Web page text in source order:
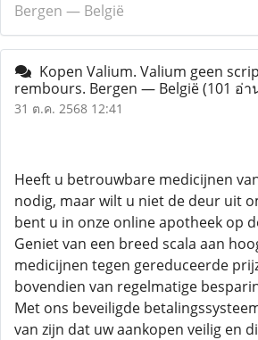
Bergen — België
Kopen Valium. Valium geen
rembours. Bergen — België(101 อ่า
31 ต.ค. 2568 12:41
Heeft u betrouwbare medicijnen
nodig, maar wilt u niet de deur uit
bent u in onze online apotheek op
Geniet van een breed scala aan
medicijnen tegen gereduceerde
bovendien van regelmatige
Met ons beveiligde
van zijn dat uw aankopen veilig en